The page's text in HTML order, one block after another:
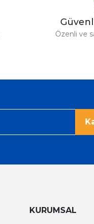
Gönder
Özenli ve
KURUMSAL